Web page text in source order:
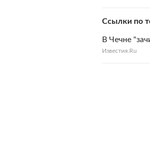
Ссылки по
В Чечне
Известия.Ru